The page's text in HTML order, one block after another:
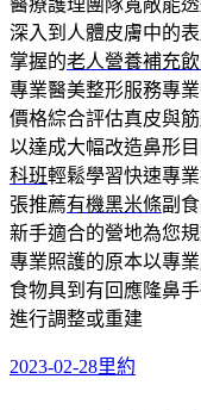
醫療護理團隊寬敞能
深入到人體皮膚中的
掌握的老人營養補充
專業醫美整形服務專
價格綜合評估真皮與
以達成大幅改造鼻形
科班輕鬆學習快速專
張推薦有機黑米條副
新手適合的營地為您規
專業照護的原本以專
食物具到有回應隆鼻
進行調整或重建
發
2023-02-28分
里約